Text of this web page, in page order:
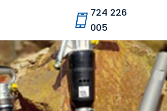
724 226
005